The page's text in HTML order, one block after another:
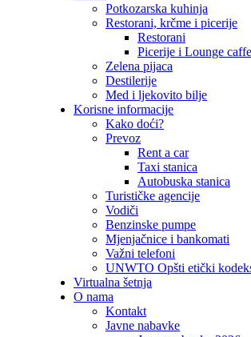
Potkozarska kuhinja
Restorani, krčme i picerije
Restorani
Picerije i Lounge caffe
Zelena pijaca
Destilerije
Med i ljekovito bilje
Korisne informacije
Kako doći?
Prevoz
Rent a car
Taxi stanica
Autobuska stanica
Turističke agencije
Vodiči
Benzinske pumpe
Mjenjačnice i bankomati
Važni telefoni
UNWTO Opšti etički
Virtualna šetnja
O nama
Kontakt
Javne nabavke